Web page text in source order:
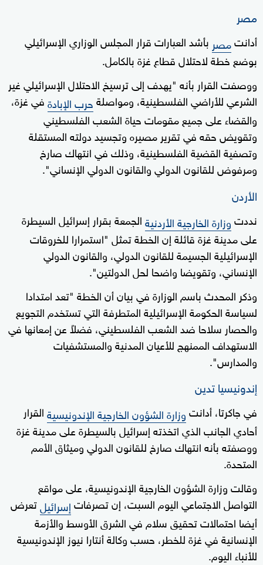
مصر
أدانتمصر بأشد العبارات قرار المجلس الوزاري الإسرائيلي
بوضع خطة لاحتلال قطاع غزة بالكامل.
ووصفت القرار بأنه "يهدف إلى ترسيخ الاحتلال الإسرائيلي غير
الشرعي للأراضي الفلسطينية، ومواصلةحرب الإبادةفي غزة،
والقضاء على جميع مقومات حياة الشعب الفلسطيني
وتقويض حقه في تقرير مصيره وتجسيد دولته المستقلة
وتصفية القضية الفلسطينية، وذلك في انتهاك صارخ
ومرفوض للقانون الدولي والقانون الدولي الإنساني".
الأردن
نددتوزارة الخارجية الأردنيةالجمعة بقرار إسرائيل السيطرة
على مدينة غزة قائلة إن الخطة تمثل "استمرارا للخروقات
الإسرائيلية الجسيمة للقانون الدولي، والقانون الدولي
الإنساني، وتقويضا واضحا لحل الدولتين".
وذكر المحدث باسم الوزارة في بيان أن الخطة "تعد امتدادا
لسياسة الحكومة الإسرائيلية المتطرفة التي تستخدم التجويع
والحصار سلاحا ضد الشعب الفلسطيني، فضلاً عن إمعانها في
الاستهداف الممنهج للأعيان المدنية والمستشفيات
والمدارس".
إندونيسيا تدين
في جاكرتا، أدانتوزارة الشؤون الخارجية الإندونيسيةالقرار
أحادي الجانب الذي اتخذته إسرائيل بالسيطرة على مدينة غزة
ووصفته بأنه انتهاك صارخ للقانون الدولي وميثاق الأمم
المتحدة.
وقالت وزارة الشؤون الخارجية الإندونيسية، على مواقع
التواصل الاجتماعي اليوم السبت، إن تصرفاتإسرائيلتعرض
أيضا احتمالات تحقيق سلام في الشرق الأوسط والأزمة
الإنسانية في غزة للخطر، حسب وكالة أنتارا نيوز الإندونيسية
للأنباء اليوم.